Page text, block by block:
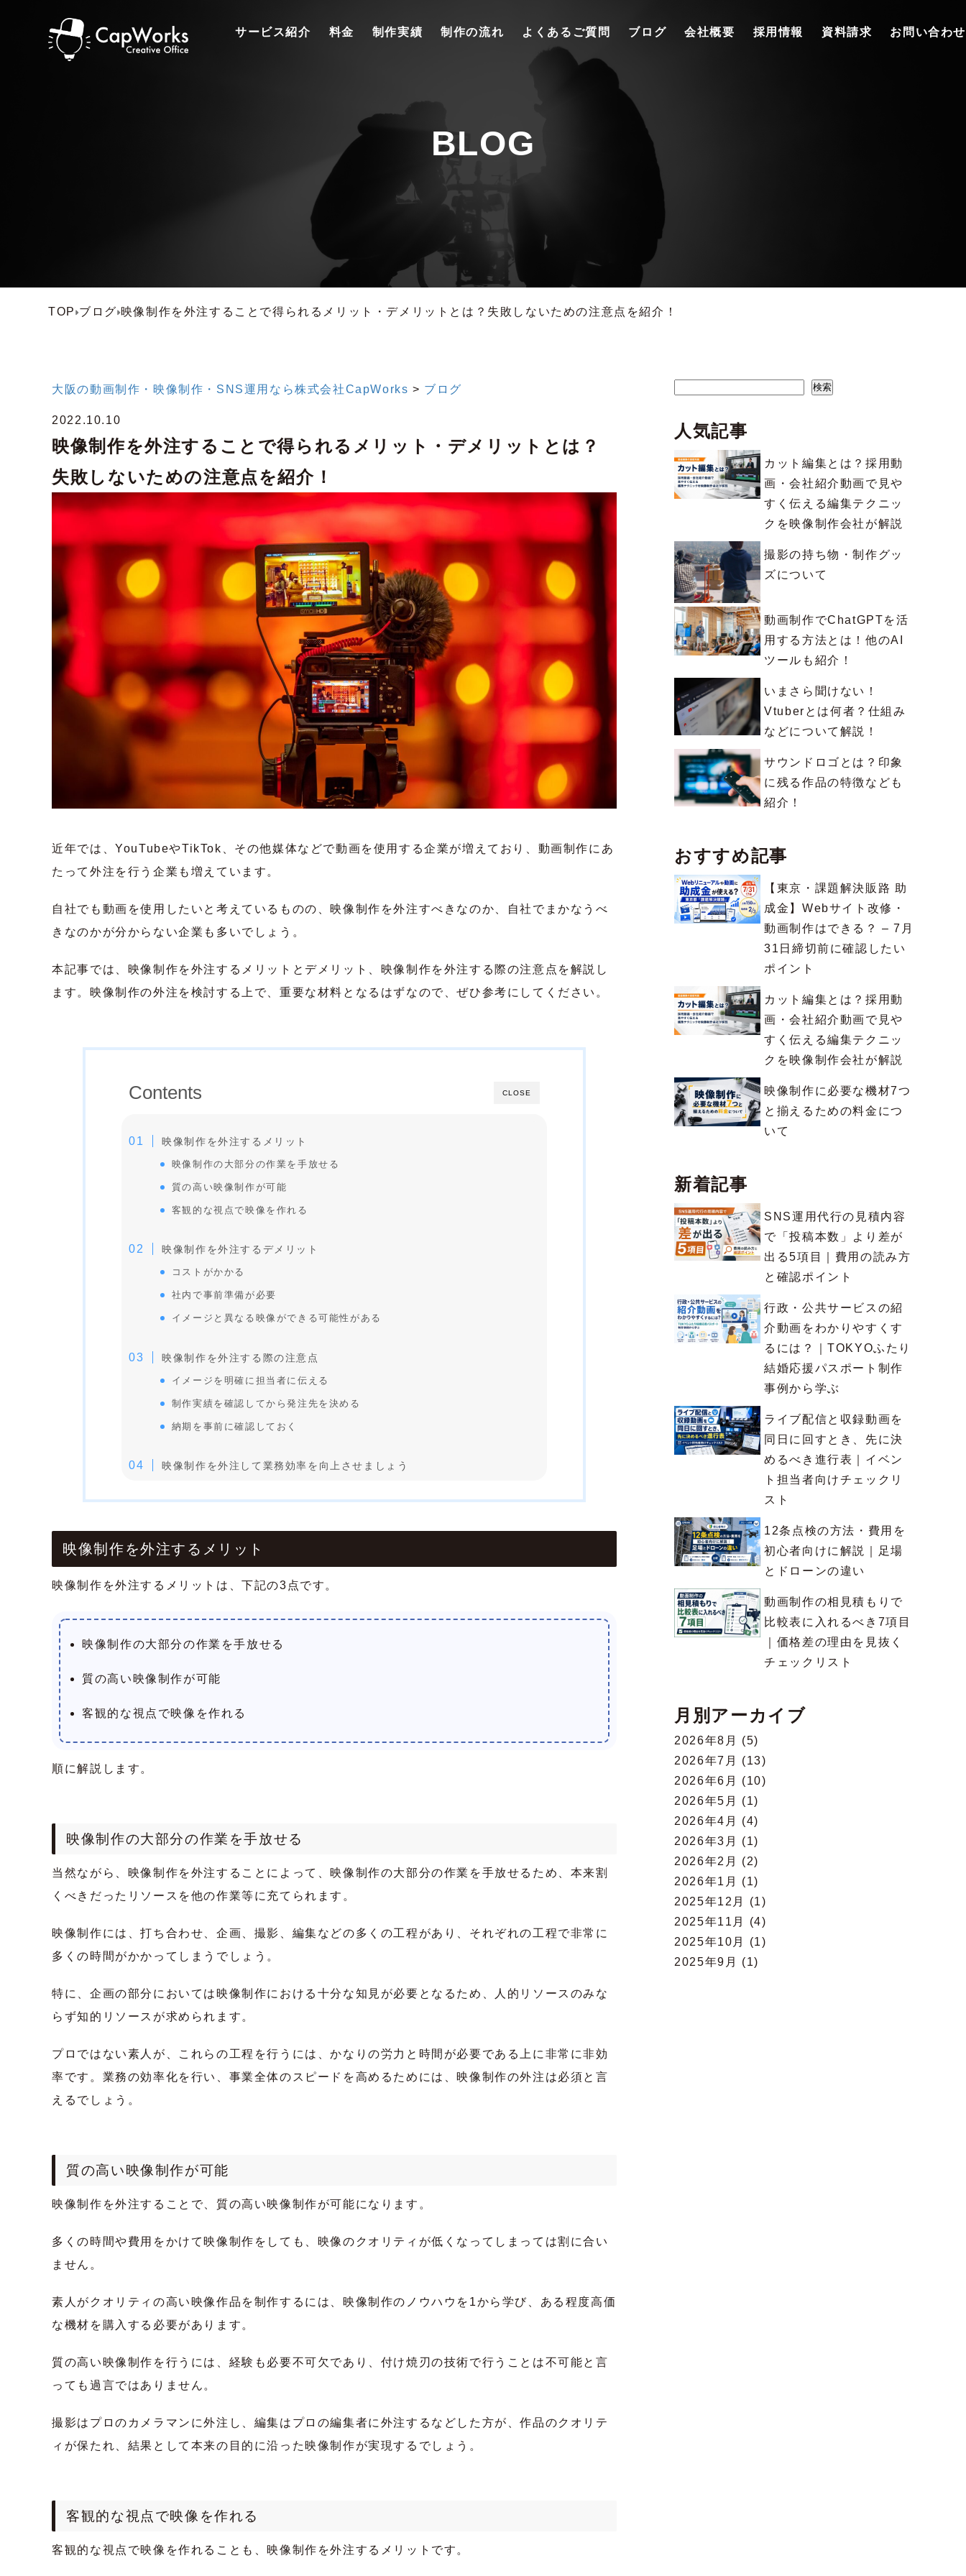
サービス紹介 料金 制作実績 制作の流れ よくあるご質問 ブログ 会社概要 採用情報 資料請求 お問い合わせ
BLOG
TOP ブログ 映像制作を外注することで得られるメリット・デメリットとは？失敗しないための注意点を紹介！
大阪の動画制作・映像制作・SNS運用なら株式会社CapWorks > ブログ
2022.10.10
映像制作を外注することで得られるメリット・デメリットとは？
失敗しないための注意点を紹介！
近年では、YouTubeやTikTok、その他媒体などで動画を使用する企業が増えており、動画制作にあ
たって外注を行う企業も増えています。
自社でも動画を使用したいと考えているものの、映像制作を外注すべきなのか、自社でまかなうべ
きなのかが分からない企業も多いでしょう。
本記事では、映像制作を外注するメリットとデメリット、映像制作を外注する際の注意点を解説し
ます。映像制作の外注を検討する上で、重要な材料となるはずなので、ぜひ参考にしてください。
CLOSE
Contents
映像制作を外注するメリット
映像制作の大部分の作業を手放せる
質の高い映像制作が可能
客観的な視点で映像を作れる
映像制作を外注するデメリット
コストがかかる
社内で事前準備が必要
イメージと異なる映像ができる可能性がある
映像制作を外注する際の注意点
イメージを明確に担当者に伝える
制作実績を確認してから発注先を決める
納期を事前に確認しておく
映像制作を外注して業務効率を向上させましょう
映像制作を外注するメリット
映像制作を外注するメリットは、下記の3点です。
映像制作の大部分の作業を手放せる
質の高い映像制作が可能
客観的な視点で映像を作れる
順に解説します。
映像制作の大部分の作業を手放せる
当然ながら、映像制作を外注することによって、映像制作の大部分の作業を手放せるため、本来割
くべきだったリソースを他の作業等に充てられます。
映像制作には、打ち合わせ、企画、撮影、編集などの多くの工程があり、それぞれの工程で非常に
多くの時間がかかってしまうでしょう。
特に、企画の部分においては映像制作における十分な知見が必要となるため、人的リソースのみな
らず知的リソースが求められます。
プロではない素人が、これらの工程を行うには、かなりの労力と時間が必要である上に非常に非効
率です。業務の効率化を行い、事業全体のスピードを高めるためには、映像制作の外注は必須と言
えるでしょう。
質の高い映像制作が可能
映像制作を外注することで、質の高い映像制作が可能になります。
多くの時間や費用をかけて映像制作をしても、映像のクオリティが低くなってしまっては割に合い
ません。
素人がクオリティの高い映像作品を制作するには、映像制作のノウハウを1から学び、ある程度高価
な機材を購入する必要があります。
質の高い映像制作を行うには、経験も必要不可欠であり、付け焼刃の技術で行うことは不可能と言
っても過言ではありません。
撮影はプロのカメラマンに外注し、編集はプロの編集者に外注するなどした方が、作品のクオリテ
ィが保たれ、結果として本来の目的に沿った映像制作が実現するでしょう。
客観的な視点で映像を作れる
客観的な視点で映像を作れることも、映像制作を外注するメリットです。
検索
人気記事
カット編集とは？採用動
画・会社紹介動画で見や
すく伝える編集テクニッ
クを映像制作会社が解説
撮影の持ち物・制作グッ
ズについて
動画制作でChatGPTを活
用する方法とは！他のAI
ツールも紹介！
いまさら聞けない！
Vtuberとは何者？仕組み
などについて解説！
サウンドロゴとは？印象
に残る作品の特徴なども
紹介！
おすすめ記事
【東京・課題解決販路 助
成金】Webサイト改修・
動画制作はできる？ – 7月
31日締切前に確認したい
ポイント
カット編集とは？採用動
画・会社紹介動画で見や
すく伝える編集テクニッ
クを映像制作会社が解説
映像制作に必要な機材7つ
と揃えるための料金につ
いて
新着記事
SNS運用代行の見積内容
で「投稿本数」より差が
出る5項目｜費用の読み方
と確認ポイント
行政・公共サービスの紹
介動画をわかりやすくす
るには？｜TOKYOふたり
結婚応援パスポート制作
事例から学ぶ
ライブ配信と収録動画を
同日に回すとき、先に決
めるべき進行表｜イベン
ト担当者向けチェックリ
スト
12条点検の方法・費用を
初心者向けに解説｜足場
とドローンの違い
動画制作の相見積もりで
比較表に入れるべき7項目
｜価格差の理由を見抜く
チェックリスト
月別アーカイブ
2026年8月
(5)
2026年7月
(13)
2026年6月
(10)
2026年5月
(1)
2026年4月
(4)
2026年3月
(1)
2026年2月
(2)
2026年1月
(1)
2025年12月
(1)
2025年11月
(4)
2025年10月
(1)
2025年9月
(1)